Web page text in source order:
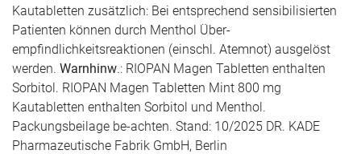
Kautabletten zusätzlich: Bei entsprechend sensibilisierten
Patienten können durch Menthol Über-
empfindlichkeitsreaktionen (einschl. Atemnot) ausgelöst
werden. Warnhinw.: RIOPAN Magen Tabletten enthalten
Sorbitol. RIOPAN Magen Tabletten Mint 800 mg
Kautabletten enthalten Sorbitol und Menthol.
Packungsbeilage be-achten. Stand: 10/2025 DR. KADE
Pharmazeutische Fabrik GmbH, Berlin